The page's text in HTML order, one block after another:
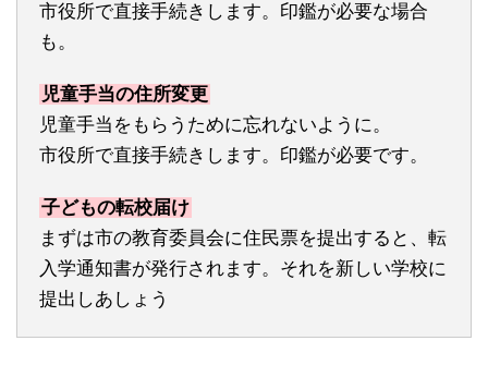
市役所で直接手続きします。印鑑が必要な場合
も。
児童手当の住所変更
児童手当をもらうために忘れないように。
市役所で直接手続きします。印鑑が必要です。
子どもの転校届け
まずは市の教育委員会に住民票を提出すると、転
入学通知書が発行されます。それを新しい学校に
提出しあしょう